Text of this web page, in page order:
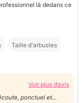
là dedans ce
Taille d'arbustes
Voir plus d’avis
ponctuel et